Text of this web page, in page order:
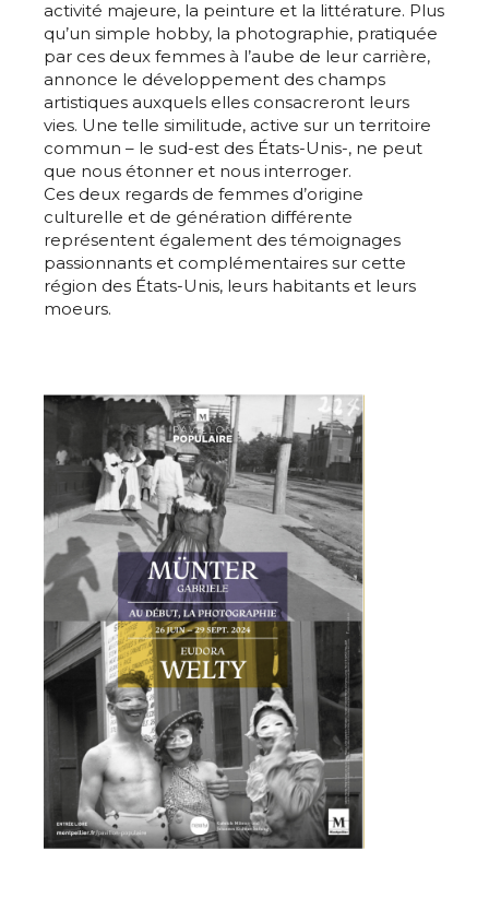
Adresse email*
Nom
Prénom
Statut / Organisation
* Champ obligatoire
Adresse email*
Nom
Statut / Organisation
J'accepte lestermes et conditions
* Champ obligatoire
activité majeure, la peinture et la littérature. Plus
qu’un simple hobby, la photographie, pratiquée
par ces deux femmes à l’aube de leur carrière,
annonce le développement des champs
artistiques auxquels elles consacreront leurs
vies. Une telle similitude, active sur un territoire
commun – le sud-est des États-Unis-, ne peut
que nous étonner et nous interroger.
Ces deux regards de femmes d’origine
culturelle et de génération différente
représentent également des témoignages
passionnants et complémentaires sur cette
région des États-Unis, leurs habitants et leurs
moeurs.